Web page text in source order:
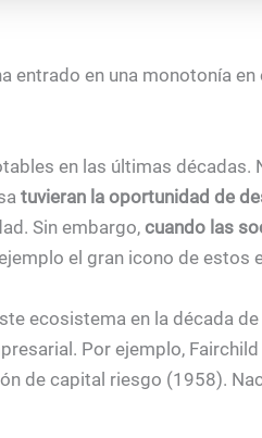
entrado en una monotonía
en las últimas
tuvieran la oportunidad de
Sin embargo, cuando las
el gran icono de estos
ecosistema en la década
Por ejemplo,
de capital riesgo (1958).